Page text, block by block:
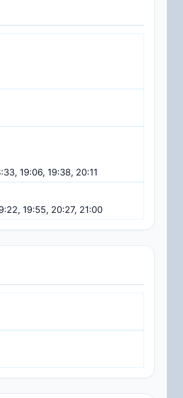
19:06, 19:38, 20:11
19:55, 20:27, 21:00